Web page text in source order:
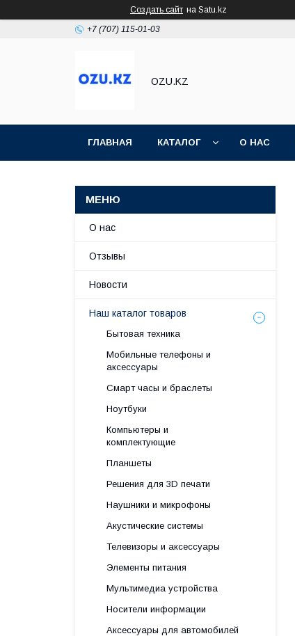
Создать сайт на Satu.kz
+7 (707) 115-01-03
OZU.KZ
ГЛАВНАЯ КАТАЛОГ О НАС
О нас
Отзывы
Новости
Наш каталог товаров
Бытовая техника
Мобильные телефоны и
аксессуары
Смарт часы и браслеты
Ноутбуки
Компьютеры и
комплектующие
Планшеты
Решения для 3D печати
Наушники и микрофоны
Акустические системы
Телевизоры и аксессуары
Элементы питания
Мультимедиа устройства
Носители информации
Аксессуары для автомобилей